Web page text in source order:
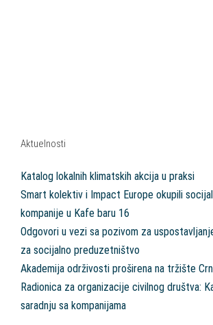
Aktuelnosti
Katalog lokalnih klimatskih akcija u praksi
Smart kolektiv i Impact Europe okupili
kompanije u Kafe baru 16
Odgovori u vezi sa pozivom za
za socijalno preduzetništvo
Akademija održivosti proširena na tržište
Radionica za organizacije civilnog društva:
saradnju sa kompanijama